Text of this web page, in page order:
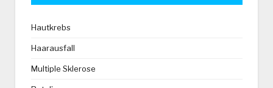
Hautkrebs
Haarausfall
Multiple Sklerose